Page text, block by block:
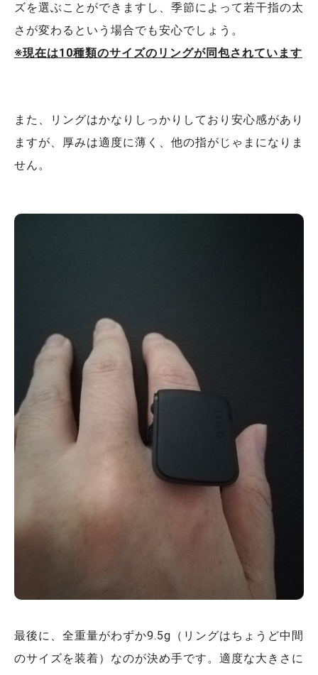
ズを選ぶことができますし、季節によって若干指の太
さが変わるという場合でも安心でしょう。
※現在は10種類のサイズのリングが同包されています
また、リングはかなりしっかりしており安心感があり
ますが、厚みは適度に薄く、他の指がじゃまになりま
せん。
最後に、全重量がわずか9.5g（リングはちょうど中間
のサイズを装着）なのが決め手です。適度な大きさに